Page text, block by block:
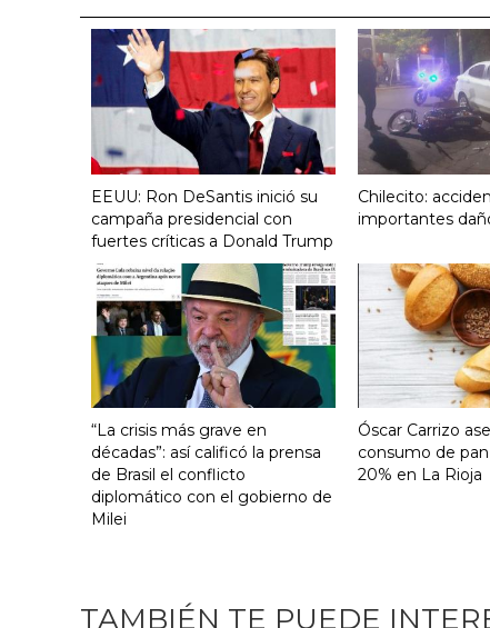
EEUU: Ron DeSantis inició su
campaña presidencial con
fuertes críticas a Donald Trump
Chilecito:
importantes
“La crisis más grave en
décadas”: así calificó la prensa
de Brasil el conflicto
diplomático con el gobierno de
Milei
Óscar Carrizo
consumo de
20% en La Rioja
TAMBIÉN TE PUEDE